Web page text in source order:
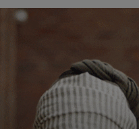
Pentru tine
Pentru întreaga lume
Pentru inovatori